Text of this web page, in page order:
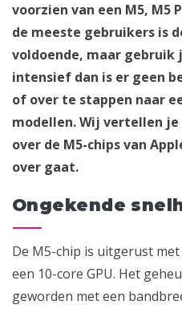
voorzien van een M5, M5
de meeste gebruikers is
voldoende, maar gebruik
intensief dan is er geen
of over te stappen naar
modellen. Wij vertellen
over de M5-chips van
over gaat.
Ongekende
De M5-chip is uitgerust
een 10-core GPU. Het
geworden met een